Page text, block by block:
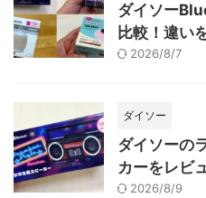
ダイソー
比較！違い
2026/8/7
ダイソー
ダイソーの
カーをレビ
2026/8/9